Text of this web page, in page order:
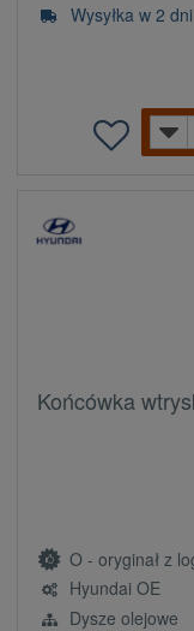
Wysyłka w 2 dni
Końcówka
O - oryginał z
Hyundai OE
Dysze olejowe